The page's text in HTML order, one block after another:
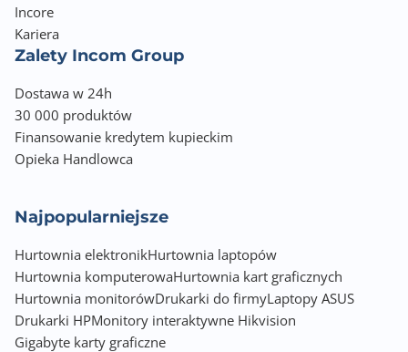
Incore
Kariera
Zalety Incom Group
Dostawa w 24h
30 000 produktów
Finansowanie kredytem kupieckim
Opieka Handlowca
Najpopularniejsze
Hurtownia elektronikHurtownia laptopów
Hurtownia komputerowaHurtownia kart graficznych
Hurtownia monitorówDrukarki do firmyLaptopy ASUS
Drukarki HPMonitory interaktywne Hikvision
Gigabyte karty graficzne